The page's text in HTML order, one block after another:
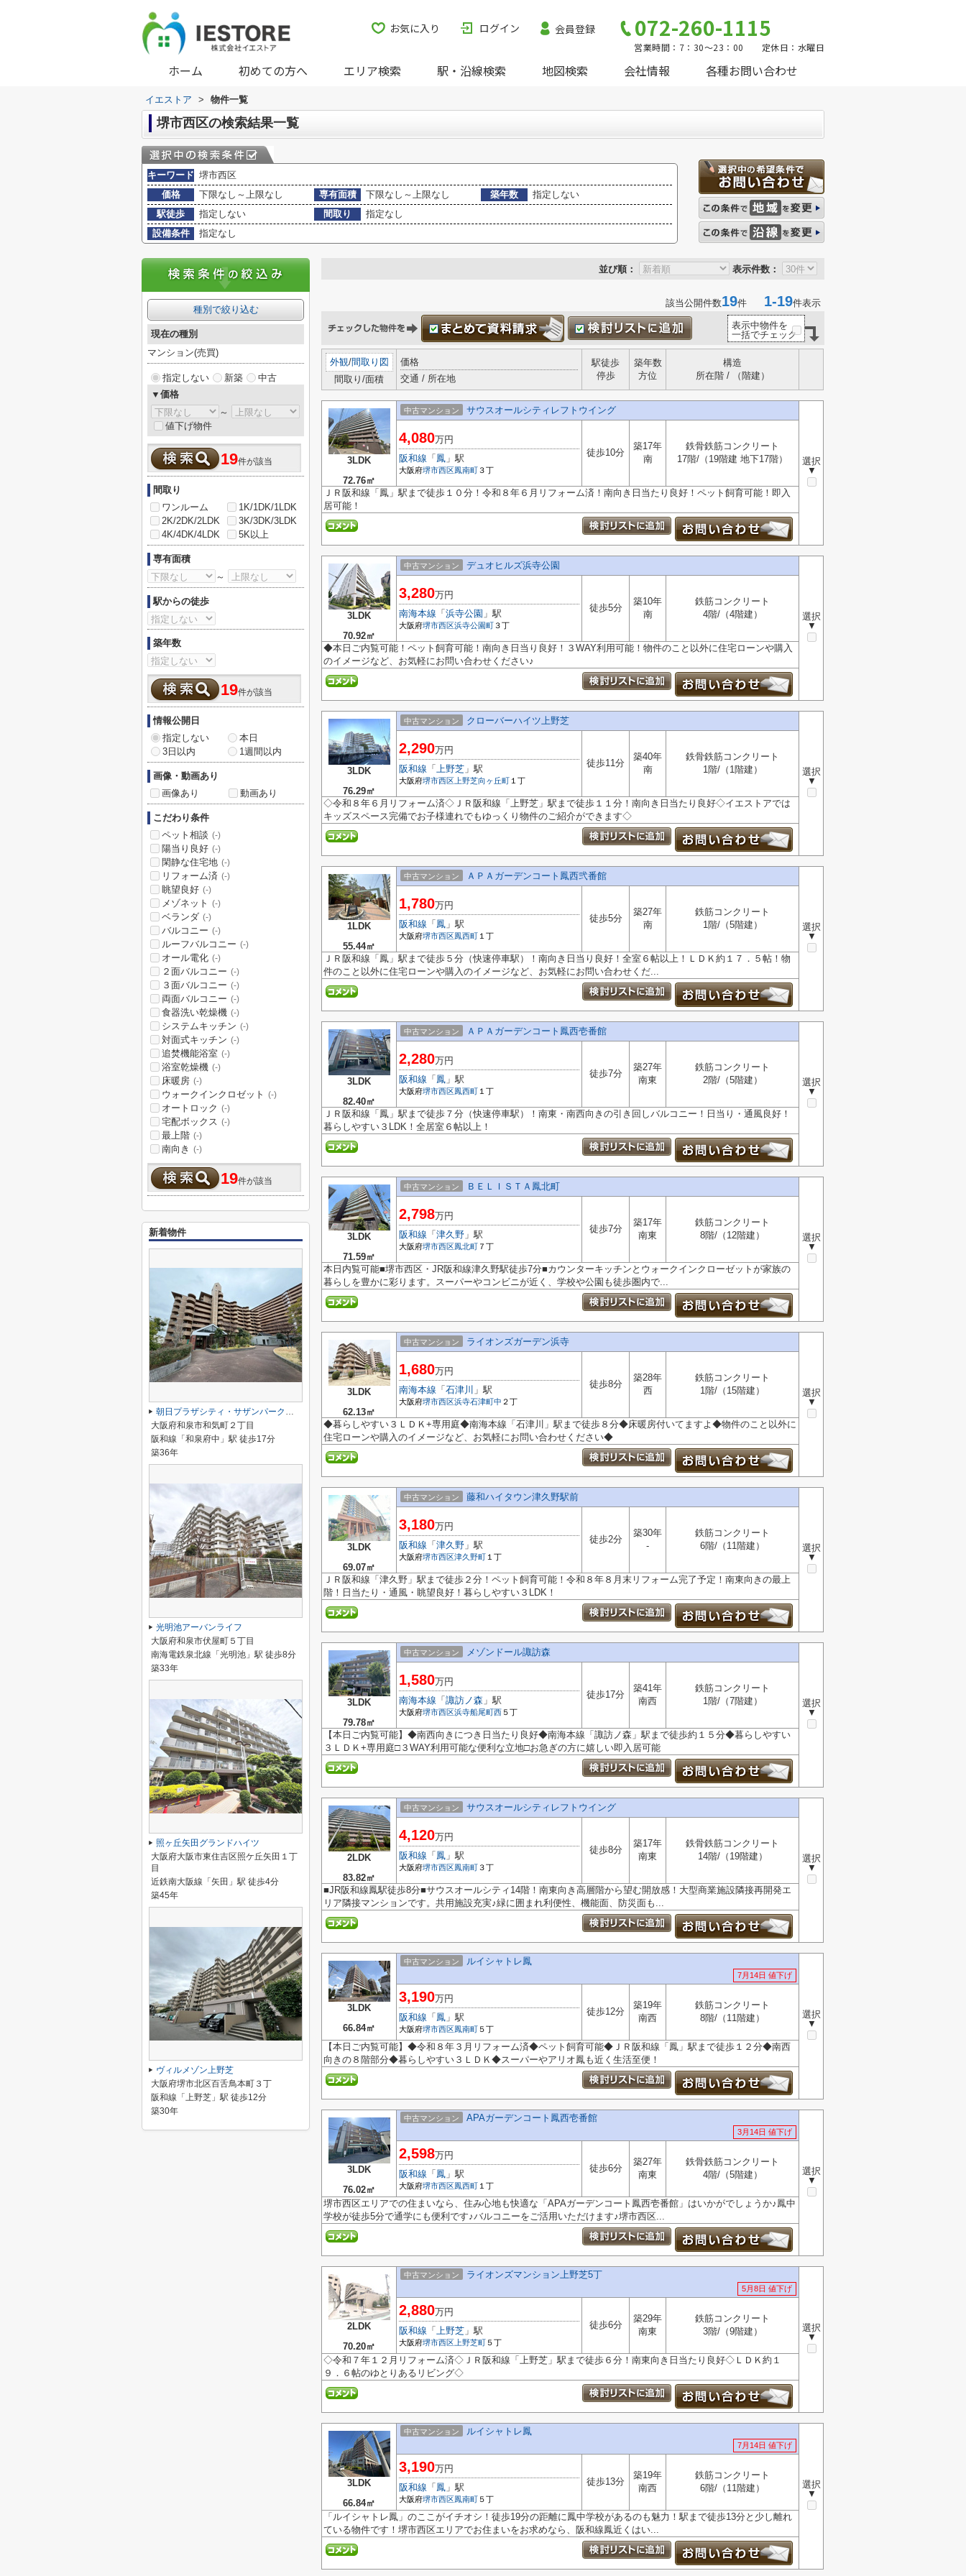
お気に入り ログイン 会員登録 072-260-1115
営業時間：7：30～23：00 定休日：水曜日
ホーム 初めての方へ エリア検索 駅・沿線検索 地図検索 会社情報 各種お問い合わせ
イエストア > 物件一覧
堺市西区の検索結果一覧
キーワード 堺市西区
価格
下限なし～上限なし 専有面積 下限なし～上限なし 築年数
指定しない
駅徒歩
指定しない 間取り
指定なし
設備条件
指定なし
並び順： 表示件数：
該当公開件数19件 1-19件表示
表示中物件を
一括でチェック
外観/間取り図
間取り/面積
価格
交通 / 所在地
駅徒歩
停歩
築年数
方位
構造
所在階 / （階建）
3LDK
72.76㎡
中古マンション サウスオールシティレフトウイング
選択
▼
4,080万円
阪和線 「 鳳 」駅
大阪府堺市西区鳳南町３丁
徒歩10分
築17年
南
鉄骨鉄筋コンクリート
17階/（19階建 地下17階）
ＪＲ阪和線「鳳」駅まで徒歩１０分！令和８年６月リフォーム済！南向き日当たり良好！ペット飼育可能！即入
居可能！
3LDK
70.92㎡
中古マンション デュオヒルズ浜寺公園
選択
▼
3,280万円
南海本線 「 浜寺公園 」駅
大阪府堺市西区浜寺公園町３丁
徒歩5分
築10年
南
鉄筋コンクリート
4階/（4階建）
◆本日ご内覧可能！ペット飼育可能！南向き日当り良好！３WAY利用可能！物件のこと以外に住宅ローンや購入
のイメージなど、お気軽にお問い合わせください♪
3LDK
76.29㎡
中古マンション クローバーハイツ上野芝
選択
▼
2,290万円
阪和線 「 上野芝 」駅
大阪府堺市西区 上野芝向ヶ丘町 １丁
徒歩11分
築40年
南
鉄骨鉄筋コンクリート
1階/（1階建）
◇令和８年６月リフォーム済◇ＪＲ阪和線「上野芝」駅まで徒歩１１分！南向き日当たり良好◇イエストアでは
キッズスペース完備でお子様連れでもゆっくり物件のご紹介ができます◇
1LDK
55.44㎡
中古マンション ＡＰＡガーデンコート鳳西弐番館
選択
▼
1,780万円
阪和線 「 鳳 」駅
大阪府堺市西区鳳西町 １丁
徒歩5分
築27年
南
鉄筋コンクリート
1階/（5階建）
ＪＲ阪和線「鳳」駅まで徒歩５分（快速停車駅）！南向き日当り良好！全室６帖以上！ＬＤＫ約１７．５帖！物
件のこと以外に住宅ローンや購入のイメージなど、お気軽にお問い合わせくだ...
3LDK
82.40㎡
中古マンション ＡＰＡガーデンコート鳳西壱番館
選択
▼
2,280万円
阪和線 「 鳳 」駅
大阪府堺市西区鳳西町 １丁
徒歩7分
築27年
南東
鉄筋コンクリート
2階/（5階建）
ＪＲ阪和線「鳳」駅まで徒歩７分（快速停車駅）！南東・南西向きの引き回しバルコニー！日当り・通風良好！
暮らしやすい３LDK！全居室６帖以上！
3LDK
71.59㎡
中古マンション ＢＥＬＩＳＴＡ鳳北町
選択
▼
2,798万円
阪和線 「 津久野 」駅
大阪府堺市西区鳳北町 ７丁
徒歩7分
築17年
南東
鉄筋コンクリート
8階/（12階建）
本日内覧可能■堺市西区・JR阪和線津久野駅徒歩7分■カウンターキッチンとウォークインクローゼットが家族の
暮らしを豊かに彩ります。スーパーやコンビニが近く、学校や公園も徒歩圏内で...
3LDK
62.13㎡
中古マンション ライオンズガーデン浜寺
選択
▼
1,680万円
南海本線 「 石津川 」駅
大阪府堺市西区浜寺石津町中 ２丁
徒歩8分
築28年
西
鉄筋コンクリート
1階/（15階建）
◆暮らしやすい３ＬＤＫ+専用庭◆南海本線「石津川」駅まで徒歩８分◆床暖房付いてますよ◆物件のこと以外に
住宅ローンや購入のイメージなど、お気軽にお問い合わせください◆
3LDK
69.07㎡
中古マンション 藤和ハイタウン津久野駅前
選択
▼
3,180万円
阪和線 「 津久野 」駅
大阪府堺市西区津久野町 １丁
徒歩2分
築30年
-
鉄筋コンクリート
6階/（11階建）
ＪＲ阪和線「津久野」駅まで徒歩２分！ペット飼育可能！令和８年８月末リフォーム完了予定！南東向きの最上
階！日当たり・通風・眺望良好！暮らしやすい３LDK！
3LDK
79.78㎡
中古マンション メゾンドール諏訪森
選択
▼
1,580万円
南海本線 「 諏訪ノ森 」駅
大阪府堺市西区浜寺船尾町西 ５丁
徒歩17分
築41年
南西
鉄筋コンクリート
1階/（7階建）
【本日ご内覧可能】◆南西向きにつき日当たり良好◆南海本線「諏訪ノ森」駅まで徒歩約１５分◆暮らしやすい
３ＬＤＫ+専用庭□３WAY利用可能な便利な立地□お急ぎの方に嬉しい即入居可能
2LDK
83.82㎡
中古マンション サウスオールシティレフトウイング
選択
▼
4,120万円
阪和線 「 鳳 」駅
大阪府堺市西区鳳南町３丁
徒歩8分
築17年
南東
鉄骨鉄筋コンクリート
14階/（19階建）
■JR阪和線鳳駅徒歩8分■サウスオールシティ14階！南東向き高層階から望む開放感！大型商業施設隣接再開発エ
リア隣接マンションです。共用施設充実♪緑に囲まれ利便性、機能面、防災面も...
3LDK
66.84㎡
中古マンション ルイシャトレ鳳
7月14日 値下げ
選択
▼
3,190万円
阪和線 「 鳳 」駅
大阪府堺市西区鳳南町 ５丁
徒歩12分
築19年
南西
鉄筋コンクリート
8階/（11階建）
【本日ご内覧可能】◆令和８年３月リフォーム済◆ペット飼育可能◆ＪＲ阪和線「鳳」駅まで徒歩１２分◆南西
向きの８階部分◆暮らしやすい３ＬＤＫ◆スーパーやアリオ鳳も近く生活至便！
3LDK
76.02㎡
中古マンション APAガーデンコート鳳西壱番館
3月14日 値下げ
選択
▼
2,598万円
阪和線 「 鳳 」駅
大阪府堺市西区鳳西町 １丁
徒歩6分
築27年
南東
鉄骨鉄筋コンクリート
4階/（5階建）
堺市西区エリアでの住まいなら、住み心地も快適な「APAガーデンコート鳳西壱番館」はいかがでしょうか♪鳳中
学校が徒歩5分で通学にも便利です♪バルコニーをご活用いただけます♪堺市西区...
2LDK
70.20㎡
中古マンション ライオンズマンション上野芝5丁
5月8日 値下げ
選択
▼
2,880万円
阪和線 「 上野芝 」駅
大阪府堺市西区 上野芝町 ５丁
徒歩6分
築29年
南東
鉄筋コンクリート
3階/（9階建）
◇令和７年１２月リフォーム済◇ＪＲ阪和線「上野芝」駅まで徒歩６分！南東向き日当たり良好◇ＬＤＫ約１
９．６帖のゆとりあるリビング◇
3LDK
66.84㎡
中古マンション ルイシャトレ鳳
7月14日 値下げ
選択
▼
3,190万円
阪和線 「 鳳 」駅
大阪府堺市西区鳳南町 ５丁
徒歩13分
築19年
南西
鉄筋コンクリート
6階/（11階建）
「ルイシャトレ鳳」のここがイチオシ！徒歩19分の距離に鳳中学校があるのも魅力！駅まで徒歩13分と少し離れ
ている物件です！堺市西区エリアでお住まいをお求めなら、阪和線鳳近くはい...
種別で絞り込む
現在の種別
マンション(売買)
指定しない 新築
中古
▼価格
～
値下げ物件
19件が該当
間取り
ワンルーム
1K/1DK/1LDK
2K/2DK/2LDK
3K/3DK/3LDK
4K/4DK/4LDK
5K以上
専有面積
～
駅からの徒歩
築年数
19件が該当
情報公開日
指定しない
本日
3日以内
1週間以内
画像・動画あり
画像あり
動画あり
こだわり条件
ペット相談 (-)
陽当り良好 (-)
閑静な住宅地 (-)
リフォーム済 (-)
眺望良好 (-)
メゾネット (-)
ベランダ (-)
バルコニー (-)
ルーフバルコニー (-)
オール電化 (-)
２面バルコニー (-)
３面バルコニー (-)
両面バルコニー (-)
食器洗い乾燥機 (-)
システムキッチン (-)
対面式キッチン (-)
追焚機能浴室 (-)
浴室乾燥機 (-)
床暖房 (-)
ウォークインクロゼット (-)
オートロック (-)
宅配ボックス (-)
最上階 (-)
南向き (-)
19件が該当
新着物件
朝日プラザシティ・サザンパーク３番街E棟
大阪府和泉市和気町２丁目
阪和線「和泉府中」駅 徒歩17分
築36年
光明池アーバンライフ
大阪府和泉市伏屋町５丁目
南海電鉄泉北線「光明池」駅 徒歩8分
築33年
照ヶ丘矢田グランドハイツ
大阪府大阪市東住吉区照ケ丘矢田１丁
目
近鉄南大阪線「矢田」駅 徒歩4分
築45年
ヴィルメゾン上野芝
大阪府堺市北区百舌鳥本町３丁
阪和線「上野芝」駅 徒歩12分
築30年